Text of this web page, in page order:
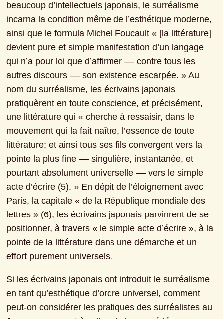
beaucoup d’intellectuels japonais, le surréalisme
incarna la condition même de l’esthétique moderne,
ainsi que le formula Michel Foucault « [la littérature]
devient pure et simple manifestation d’un langage
qui n’a pour loi que d’affirmer –– contre tous les
autres discours –– son existence escarpée. » Au
nom du surréalisme, les écrivains japonais
pratiquèrent en toute conscience, et précisément,
une littérature qui « cherche à ressaisir, dans le
mouvement qui la fait naître, l’essence de toute
littérature; et ainsi tous ses fils convergent vers la
pointe la plus fine –– singulière, instantanée, et
pourtant absolument universelle –– vers le simple
acte d’écrire (5). » En dépit de l’éloignement avec
Paris, la capitale « de la République mondiale des
lettres » (6), les écrivains japonais parvinrent de se
positionner, à travers « le simple acte d’écrire », à la
pointe de la littérature dans une démarche et un
effort purement universels.
Si les écrivains japonais ont introduit le surréalisme
en tant qu’esthétique d’ordre universel, comment
peut-on considérer les pratiques des surréalistes au